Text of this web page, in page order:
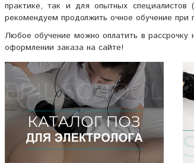
практике, так и для опытных специалистов
рекомендуем продолжить очное обучение при
Любое обучение можно оплатить в
оформлении заказа на сайте!